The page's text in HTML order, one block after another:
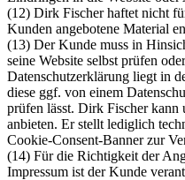
(12) Dirk Fischer haftet nicht
Kunden angebotene Material
(13) Der Kunde muss in
seine Website selbst prüfen
Datenschutzerklärung liegt in
diese ggf. von einem
prüfen lässt. Dirk Fischer kann
anbieten. Er stellt lediglich
Cookie-Consent-Banner zur
(14) Für die Richtigkeit der
Impressum ist der Kunde